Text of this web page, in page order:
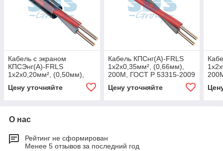
Кабель с экраном
КПСЭнг(А)-FRLS
1x2x0,20мм², (0,50мм),
200М, ГОСТ Р 53315-2009
REXANT
Цену уточняйте
Кабель КПСнг(А)-FRLS
1x2x0,35мм², (0,66мм),
200М, ГОСТ Р 53315-2009
Цену уточняйте
О нас
Рейтинг не сформирован
Менее 5 отзывов за последний год